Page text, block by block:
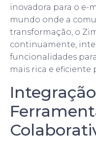
inovadora para o e-
mundo onde a
transformação, o
continuamente,
funcionalidades
mais rica e eficiente